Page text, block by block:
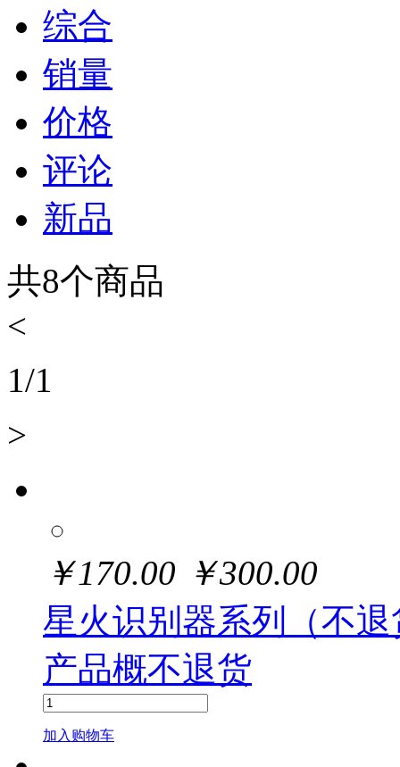
综合
销量
价格
评论
新品
共8个商品
<
1/1
>
￥170.00 ￥300.00
星火识别器系列（不
产品概不退货
加入购物车